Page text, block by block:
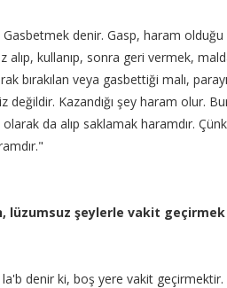
Gasbetmek denir. Gasp, haram
alıp, kullanıp, sonra geri vermek,
bırakılan veya gasbettiği malı,
değildir. Kazandığı şey haram olur.
da alıp saklamak haramdır.
lüzumsuz şeylerle vakit
denir ki, boş yere vakit geçirmektir.